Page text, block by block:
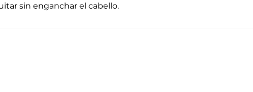
sin enganchar el cabello.